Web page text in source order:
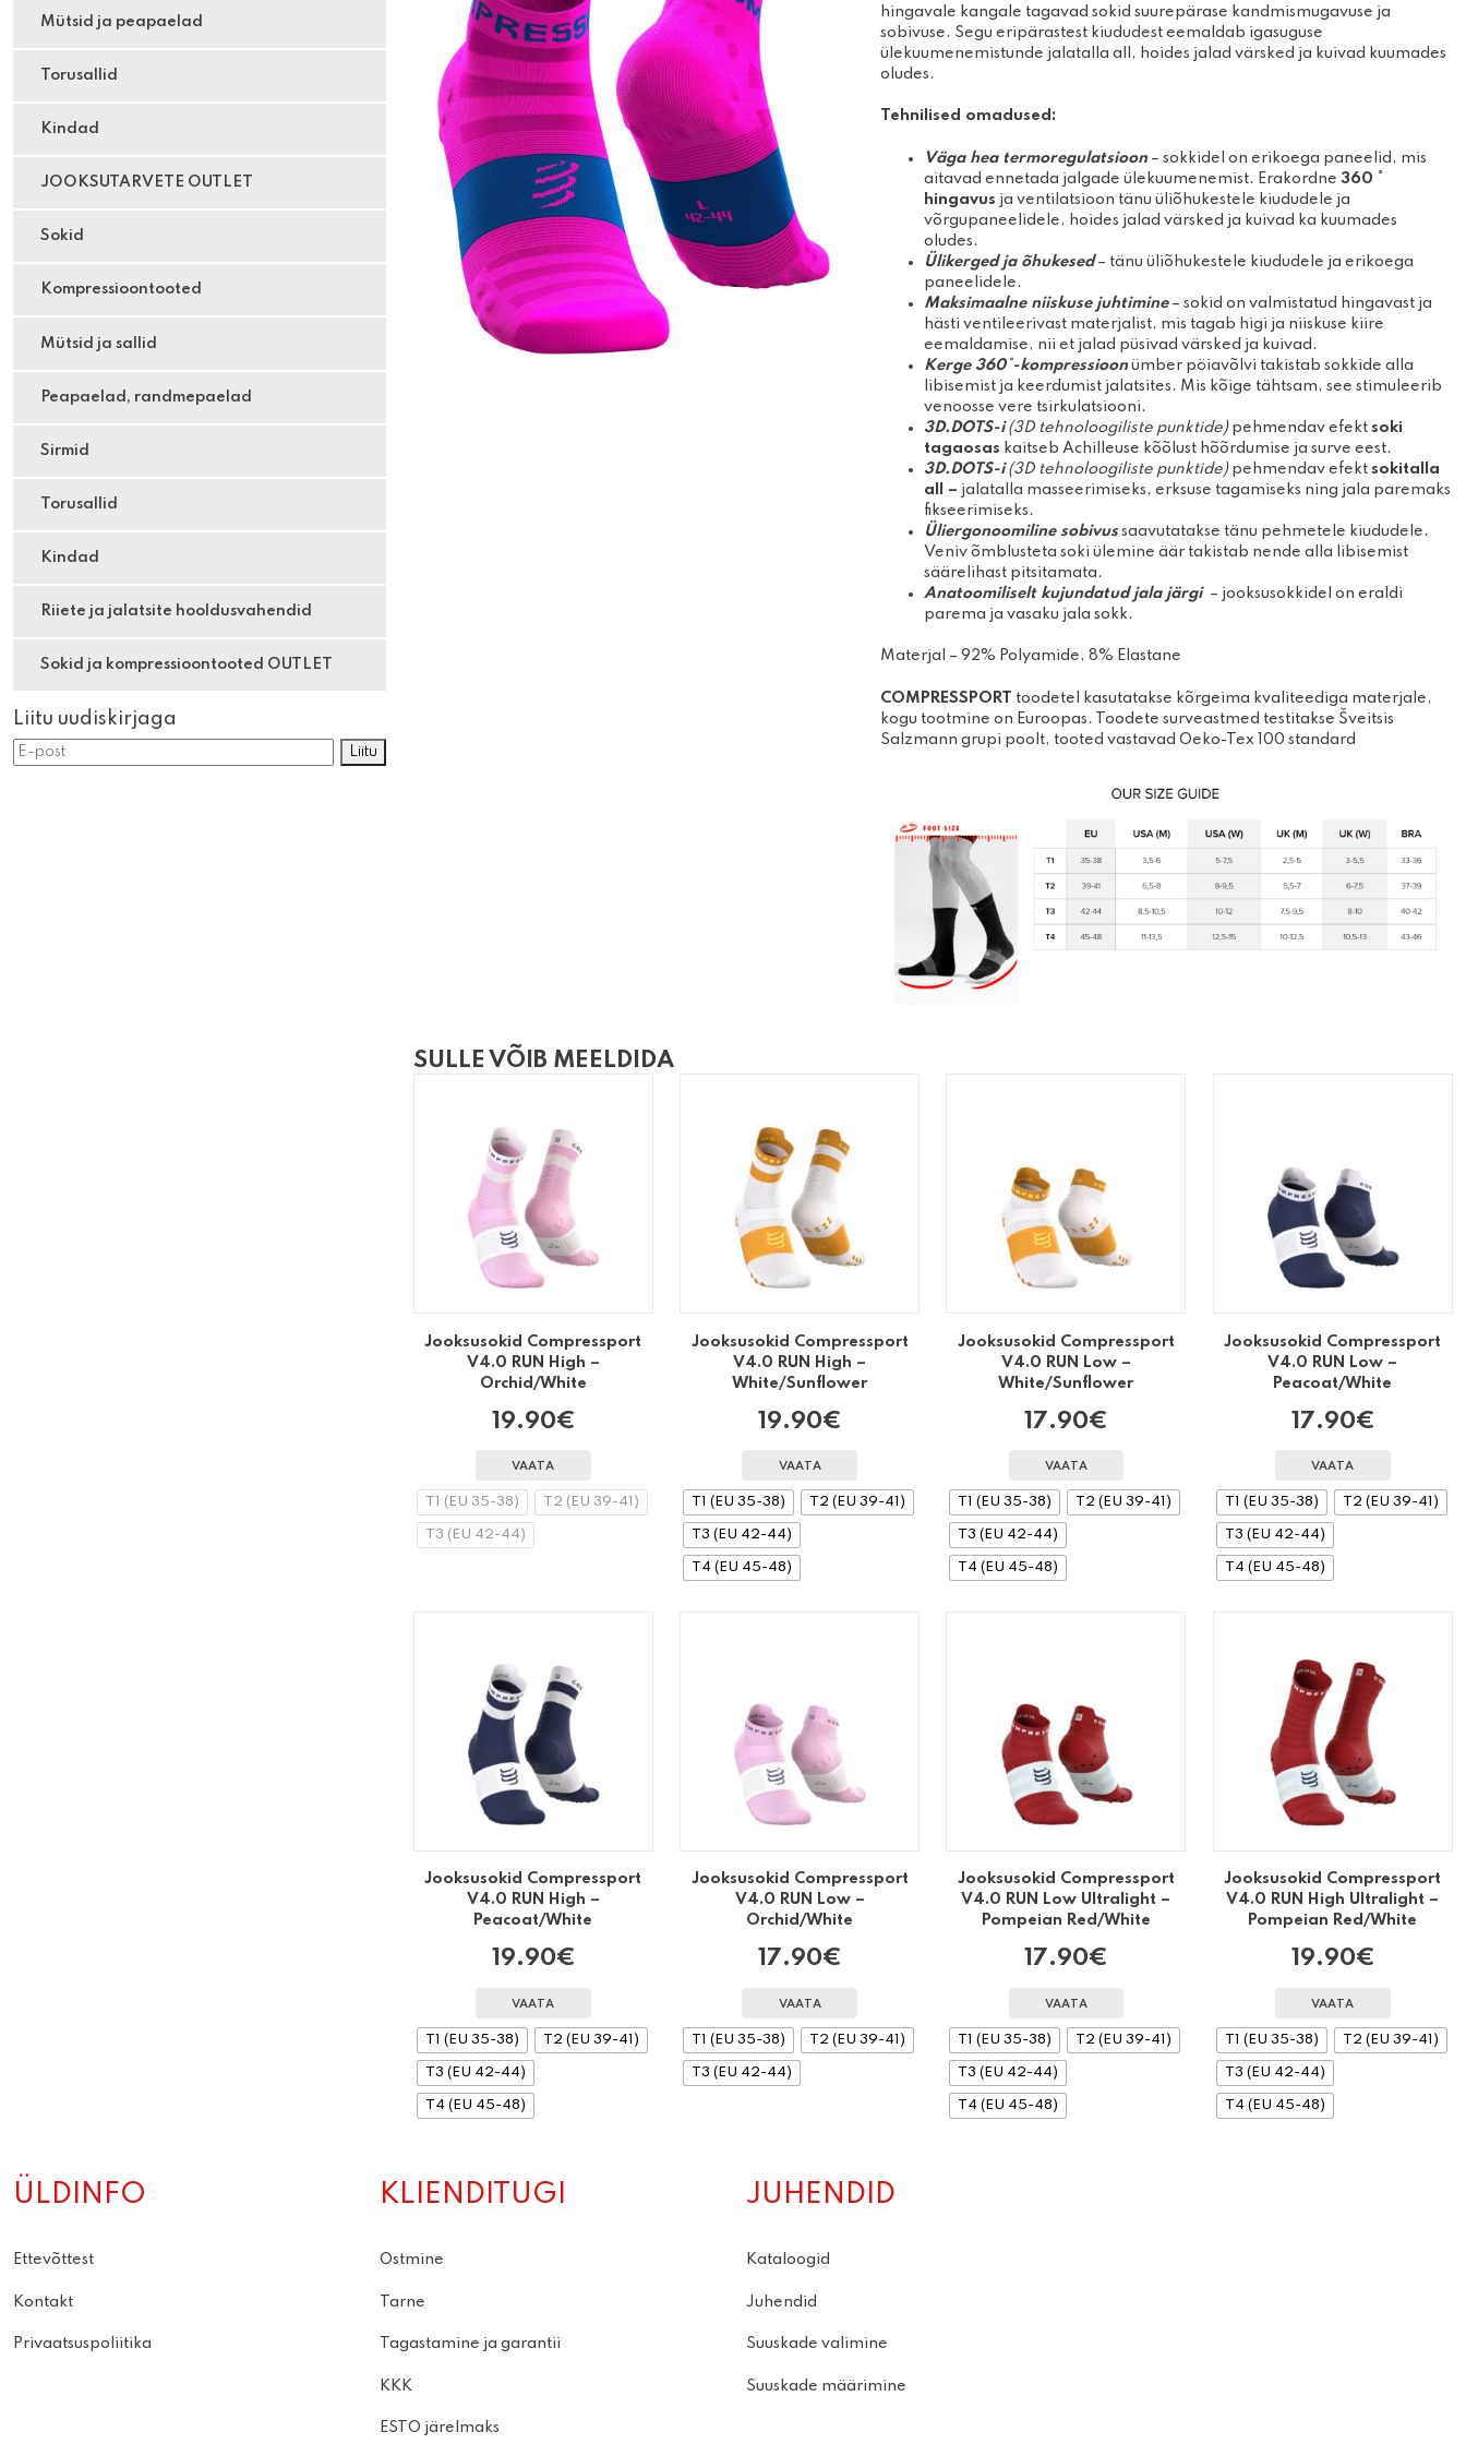
Prillid
Kindad
Võimlemise- ja
joogitooted
Disc-golfi kettad
Algajakomplektid
Mütsid ja peapaelad
Torusallid
Kindad
JOOKSUTARVETE OUTLET
Sokid
Kompressioontooted
Mütsid ja sallid
Peapaelad, randmepaelad
Sirmid
Torusallid
Kindad
Riiete ja jalatsite hooldusvahendid
Sokid ja kompressioontooted OUTLET
Liitu uudiskirjaga
Liitu
hingavale kangale tagavad sokid suurepärase kandmismugavuse ja
sobivuse. Segu eripärastest kiududest eemaldab igasuguse
ülekuumenemistunde jalatalla all, hoides jalad värsked ja kuivad kuumades
oludes.
Tehnilised omadused:
Väga hea termoregulatsioon – sokkidel on erikoega paneelid, mis
aitavad ennetada jalgade ülekuumenemist. Erakordne360 °
hingavus ja ventilatsioon tänu üliõhukestele kiududele ja
võrgupaneelidele, hoides jalad värsked ja kuivad ka kuumades
oludes.
Ülikerged ja õhukesed– tänu üliõhukestele kiududele ja erikoega
paneelidele.
Maksimaalne niiskuse juhtimine– sokid on valmistatud hingavast ja
hästi ventileerivast materjalist, mis tagab higi ja niiskuse kiire
eemaldamise, nii et jalad püsivad värsked ja kuivad.
Kerge 360°-kompressioon ümber pöiavõlvi takistab sokkide alla
libisemist ja keerdumist jalatsites. Mis kõige tähtsam, see stimuleerib
venoosse vere tsirkulatsiooni.
3D.DOTS-i(3D tehnoloogiliste punktide)pehmendav efektsoki
tagaosas kaitseb Achilleuse kõõlust hõõrdumise ja surve eest.
3D.DOTS-i(3D tehnoloogiliste punktide)pehmendav efektsokitalla
all – jalatalla masseerimiseks, erksuse tagamiseks ning jala paremaks
fikseerimiseks.
Üliergonoomiline sobivus saavutatakse tänu pehmetele kiududele.
Veniv õmblusteta soki ülemine äär takistab nende alla libisemist
säärelihast pitsitamata.
Anatoomiliselt kujundatud jala järgi – jooksusokkidel on eraldi
parema ja vasaku jala sokk.
Materjal – 92% Polyamide, 8% Elastane
COMPRESSPORT toodetel kasutatakse kõrgeima kvaliteediga materjale,
kogu tootmine on Euroopas. Toodete surveastmed testitakse Šveitsis
Salzmann grupi poolt, tooted vastavad Oeko-Tex 100 standard
SULLE VÕIB MEELDIDA
Jooksusokid Compressport
V4.0 RUN High –
Orchid/White
19.90€
VAATA
T1 (EU 35-38) T2 (EU 39-41)
T3 (EU 42-44)
Jooksusokid Compressport
V4.0 RUN High –
White/Sunflower
19.90€
VAATA
T1 (EU 35-38) T2 (EU 39-41)
T3 (EU 42-44)
T4 (EU 45-48)
Jooksusokid Compressport
V4.0 RUN Low –
White/Sunflower
17.90€
VAATA
T1 (EU 35-38) T2 (EU 39-41)
T3 (EU 42-44)
T4 (EU 45-48)
Jooksusokid Compressport
V4.0 RUN Low –
Peacoat/White
17.90€
VAATA
T1 (EU 35-38) T2 (EU 39-41)
T3 (EU 42-44)
T4 (EU 45-48)
Jooksusokid Compressport
V4.0 RUN High –
Peacoat/White
19.90€
VAATA
T1 (EU 35-38) T2 (EU 39-41)
T3 (EU 42-44)
T4 (EU 45-48)
Jooksusokid Compressport
V4.0 RUN Low –
Orchid/White
17.90€
VAATA
T1 (EU 35-38) T2 (EU 39-41)
T3 (EU 42-44)
Jooksusokid Compressport
V4.0 RUN Low Ultralight –
Pompeian Red/White
17.90€
VAATA
T1 (EU 35-38) T2 (EU 39-41)
T3 (EU 42-44)
T4 (EU 45-48)
Jooksusokid Compressport
V4.0 RUN High Ultralight –
Pompeian Red/White
19.90€
VAATA
T1 (EU 35-38) T2 (EU 39-41)
T3 (EU 42-44)
T4 (EU 45-48)
ÜLDINFO
Ettevõttest
Kontakt
Privaatsuspoliitika
KLIENDITUGI
Ostmine
Tarne
Tagastamine ja garantii
KKK
ESTO järelmaks
JUHENDID
Kataloogid
Juhendid
Suuskade valimine
Suuskade määrimine